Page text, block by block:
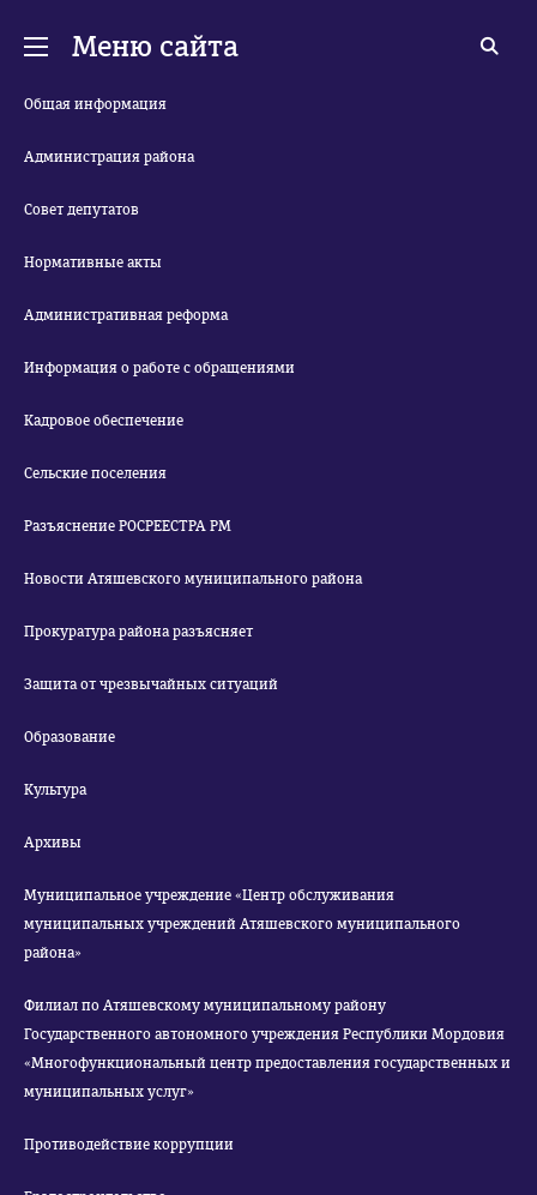
Меню сайта
Общая информация
Администрация района
Совет депутатов
Нормативные акты
Административная реформа
Информация о работе с обращениями
Кадровое обеспечение
Сельские поселения
Разъяснение РОСРЕЕСТРА РМ
Новости Атяшевского муниципального района
Прокуратура района разъясняет
Защита от чрезвычайных ситуаций
Образование
Культура
Архивы
Муниципальное учреждение «Центр обслуживания
муниципальных учреждений Атяшевского муниципального
района»
Филиал по Атяшевскому муниципальному району
Государственного автономного учреждения Республики Мордовия
«Многофункциональный центр предоставления государственных и
муниципальных услуг»
Противодействие коррупции